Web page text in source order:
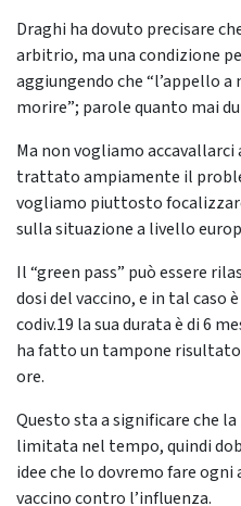
Draghi ha dovuto precisare
arbitrio, ma una condizione
aggiungendo che “l’appello
morire”; parole quanto mai
Ma non vogliamo
trattato ampiamente il
vogliamo piuttosto
sulla situazione a livello
Il “green pass” può essere
dosi del vaccino, e in tal caso
codiv.19 la sua durata è di 6
ha fatto un tampone risultato
ore.
Questo sta a significare che
limitata nel tempo, quindi
idee che lo dovremo fare
vaccino contro l’influenza.